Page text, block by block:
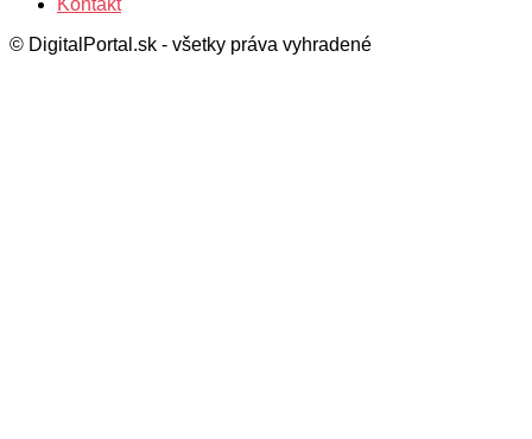
© DigitalPortal.sk - všetky práva vyhradené